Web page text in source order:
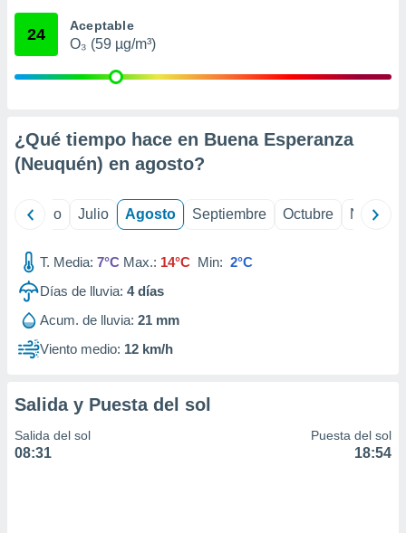
e
publicidad
1199
24 Aceptable
O₃ (59 µg/m³)
¿Qué tiempo hace en Buena Esperanza
(Neuquén) en agosto?
Junio Julio Agosto Septiembre Octubre
T. Media: 7°C Max.: 14°C Min: 2°C
Días de lluvia: 4días
Acum. de lluvia: 21 mm
Viento medio: 12 km/h
Salida y Puesta del sol
Salida del sol
08:31
Puesta del sol
18:54